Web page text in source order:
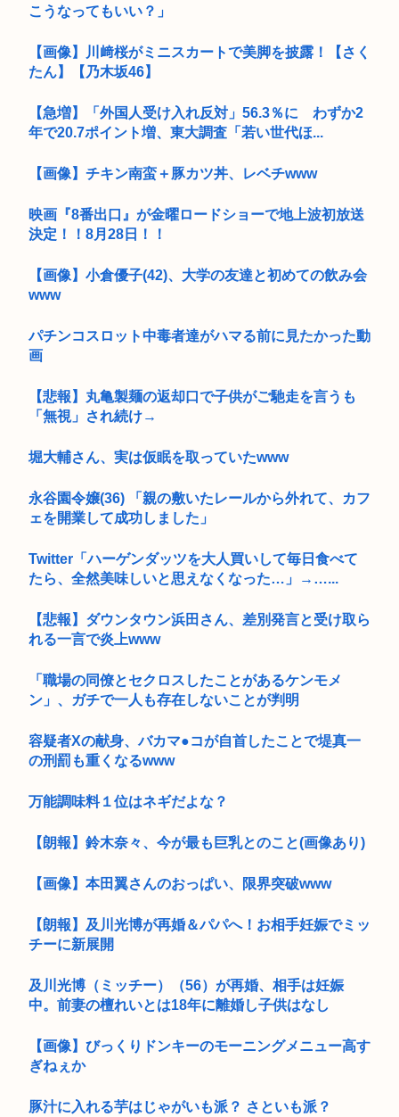
こうなってもいい？」
【画像】川﨑桜がミニスカートで美脚を披露！【さく
たん】【乃木坂46】
【急増】「外国人受け入れ反対」56.3％に わずか2
年で20.7ポイント増、東大調査「若い世代ほ...
【画像】チキン南蛮＋豚カツ丼、レベチwww
映画『8番出口』が金曜ロードショーで地上波初放送
決定！！8月28日！！
【画像】小倉優子(42)、大学の友達と初めての飲み会
www
パチンコスロット中毒者達がハマる前に見たかった動
画
【悲報】丸亀製麺の返却口で子供がご馳走を言うも
「無視」され続け→
堀大輔さん、実は仮眠を取っていたwww
永谷園令嬢(36) 「親の敷いたレールから外れて、カフ
ェを開業して成功しました」
Twitter「ハーゲンダッツを大人買いして毎日食べて
たら、全然美味しいと思えなくなった…」→…...
【悲報】ダウンタウン浜田さん、差別発言と受け取ら
れる一言で炎上www
「職場の同僚とセクロスしたことがあるケンモメ
ン」、ガチで一人も存在しないことが判明
容疑者Xの献身、バカマ●コが自首したことで堤真一
の刑罰も重くなるwww
万能調味料１位はネギだよな？
【朗報】鈴木奈々、今が最も巨乳とのこと(画像あり)
【画像】本田翼さんのおっぱい、限界突破www
【朗報】及川光博が再婚＆パパへ！お相手妊娠でミッ
チーに新展開
及川光博（ミッチー）（56）が再婚、相手は妊娠
中。前妻の檀れいとは18年に離婚し子供はなし
【画像】びっくりドンキーのモーニングメニュー高す
ぎねぇか
豚汁に入れる芋はじゃがいも派？ さといも派？